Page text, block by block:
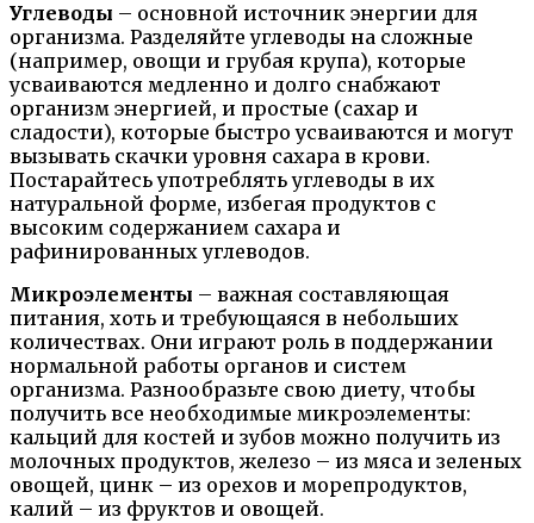
Углеводы – основной источник энергии для
организма. Разделяйте углеводы на сложные
(например, овощи и грубая крупа), которые
усваиваются медленно и долго снабжают
организм энергией, и простые (сахар и
сладости), которые быстро усваиваются и могут
вызывать скачки уровня сахара в крови.
Постарайтесь употреблять углеводы в их
натуральной форме, избегая продуктов с
высоким содержанием сахара и
рафинированных углеводов.
Микроэлементы – важная составляющая
питания, хоть и требующаяся в небольших
количествах. Они играют роль в поддержании
нормальной работы органов и систем
организма. Разнообразьте свою диету, чтобы
получить все необходимые микроэлементы:
кальций для костей и зубов можно получить из
молочных продуктов, железо – из мяса и зеленых
овощей, цинк – из орехов и морепродуктов,
калий – из фруктов и овощей.